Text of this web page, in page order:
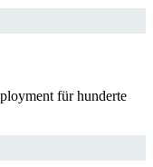
für hunderte